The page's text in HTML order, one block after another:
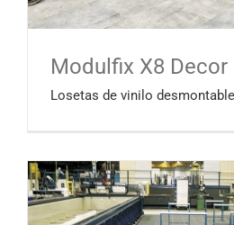
Modulfix X8 Decor
Losetas de vinilo